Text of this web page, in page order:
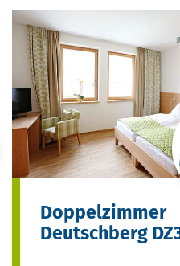
Doppelzimmer
Deutschberg